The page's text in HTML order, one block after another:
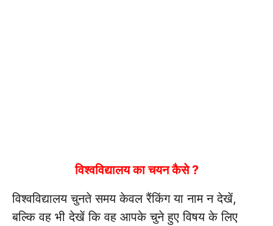
विश्वविद्यालय का चयन कैसे ?
विश्वविद्यालय चुनते समय केवल रैंकिंग या नाम न देखें,
बल्कि वह भी देखें कि वह आपके चुने हुए विषय के लिए